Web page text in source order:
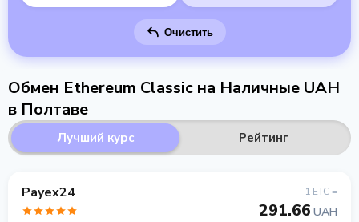
Очистить
Обмен Ethereum Classic на Наличные UAH
в Полтаве
Лучший курс Рейтинг
Payex24 1 ETC =
291.66 UAH